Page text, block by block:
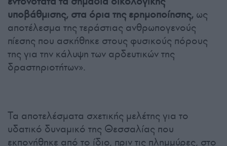
υποβάθμισης, στα όρια της ερημοποίησης, ως
αποτέλεσμα της τεράστιας ανθρωπογενούς
πίεσης που ασκήθηκε στους φυσικούς πόρους
της για την κάλυψη των αρδευτικών της
δραστηριοτήτων».
Τα αποτελέσματα σχετικής μελέτης για το
υδατικό δυναμικό της Θεσσαλίας που
εκπονήθηκε από το ίδιο, πριν τις πλημμύρες, στο